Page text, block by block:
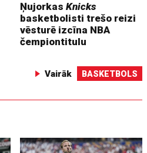
ŅujorkasKnicks
basketbolisti trešo reizi
vēsturē izcīna NBA
čempiontitulu
Vairāk BASKETBOLS